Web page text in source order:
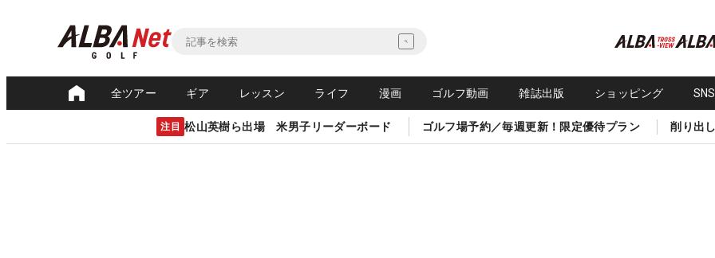
全ツアー ギア レッスン ライフ 漫画 ゴルフ動画 雑誌出版 ショッピング
注目 松山英樹ら出場 米男子リーダーボード ゴルフ場予約／毎週更新！限定優待プラン 削り出